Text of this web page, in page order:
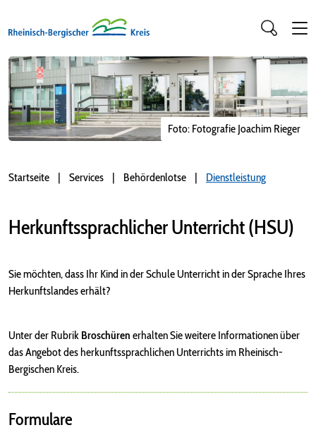
Foto: Fotografie Joachim Rieger
Startseite Services Behördenlotse Dienstleistung
Herkunftssprachlicher Unterricht (HSU)
Sie möchten, dass Ihr Kind in der Schule Unterricht in der Sprache Ihres
Herkunftslandes erhält?
Unter der Rubrik Broschüren erhalten Sie weitere Informationen über
das Angebot des herkunftssprachlichen Unterrichts im Rheinisch-
Bergischen Kreis.
Formulare